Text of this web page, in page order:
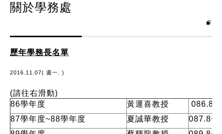
關於學務處
歷年學務長名單
2016.11.07( 週一. )
(請往右滑動)
86學年度
黃運喜教授
87學年度~88學年度
夏誠華教授